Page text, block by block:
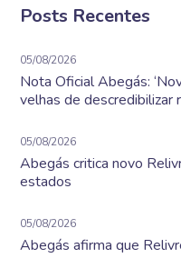
Posts Recentes
05/08/2026
Nota Oficial Abegás:
velhas de descredibilizar
05/08/2026
Abegás critica novo
estados
05/08/2026
Abegás afirma que